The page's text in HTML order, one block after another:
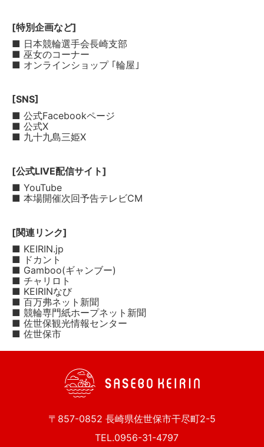
[特別企画など]
■ 日本競輪選手会長崎支部
■ 巫女のコーナー
■ オンラインショップ ｢輪屋｣
[SNS]
■ 公式Facebookページ
■ 公式X
■ 九十九島三姫X
[公式LIVE配信サイト]
■ YouTube
■ 本場開催次回予告テレビCM
[関連リンク]
■ KEIRIN.jp
■ ドカント
■ Gamboo(ギャンブー)
■ チャリロト
■ KEIRINなび
■ 百万弗ネット新聞
■ 競輪専門紙ホープネット新聞
■ 佐世保観光情報センター
■ 佐世保市
〒857-0852 長崎県佐世保市干尽町2-5
TEL.0956-31-4797